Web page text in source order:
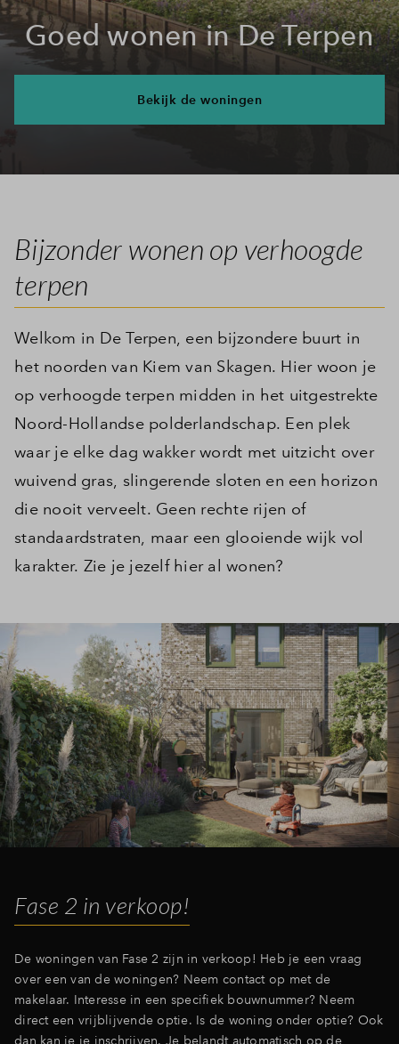
Goed wonen in De Terpen
Bekijk de woningen
Bijzonder wonen op verhoogde
terpen
Welkom in De Terpen, een bijzondere buurt in
het noorden van Kiem van Skagen. Hier woon je
op verhoogde terpen midden in het uitgestrekte
Noord-Hollandse polderlandschap. Een plek
waar je elke dag wakker wordt met uitzicht over
wuivend gras, slingerende sloten en een horizon
die nooit verveelt. Geen rechte rijen of
standaardstraten, maar een glooiende wijk vol
karakter. Zie je jezelf hier al wonen?
Fase 2 in verkoop!
De woningen van Fase 2 zijn in verkoop! Heb je een vraag
over een van de woningen? Neem contact op met de
makelaar. Interesse in een specifiek bouwnummer? Neem
direct een vrijblijvende optie. Is de woning onder optie? Ook
dan kan je je inschrijven. Je belandt automatisch op de